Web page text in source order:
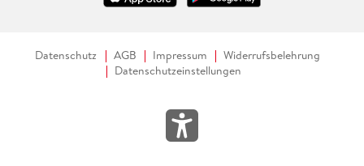
Datenschutz AGB Impressum
Widerrufsbelehrung
Datenschutzeinstellungen